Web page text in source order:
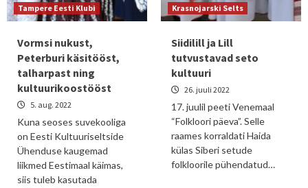
Tampere Eesti Klubi
Vormsi nukust,
Peterburi käsitööst,
talharpast ning
kultuurikoostööst
5. aug. 2022
Kuna seoses suvekooliga
on Eesti Kultuuriseltside
Ühenduse kaugemad
liikmed Eestimaal käimas,
siis tuleb kasutada
Krasnojarski Selts
Siidilill ja Lill
tutvustavad seto
kultuuri
26. juuli 2022
17. juulil peeti Venemaal
“Folkloori päeva”. Selle
raames korraldati Haida
külas Siberi setude
folkloorile pühendatud…